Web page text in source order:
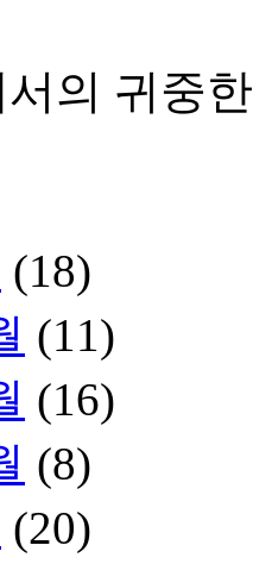
의 귀중
(18)
(11)
(16)
(8)
(20)